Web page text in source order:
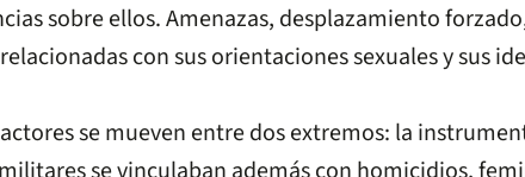
sobre ellos. Amenazas, desplazamiento
con sus orientaciones sexuales y sus
se mueven entre dos extremos: la